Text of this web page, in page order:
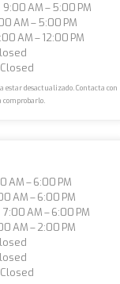
AM – 5:00 PM
AM – 5:00 PM
AM – 12:00 PM
estar desactualizado. Contacta con
comprobarlo.
AM – 6:00 PM
AM – 6:00 PM
AM – 6:00 PM
AM – 2:00 PM